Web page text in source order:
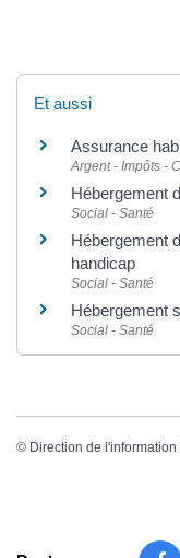
Et aussi
Assurance
Argent - Impôts -
Hébergement
Social - Santé
Hébergement
handicap
Social - Santé
Hébergement
Social - Santé
© Direction de